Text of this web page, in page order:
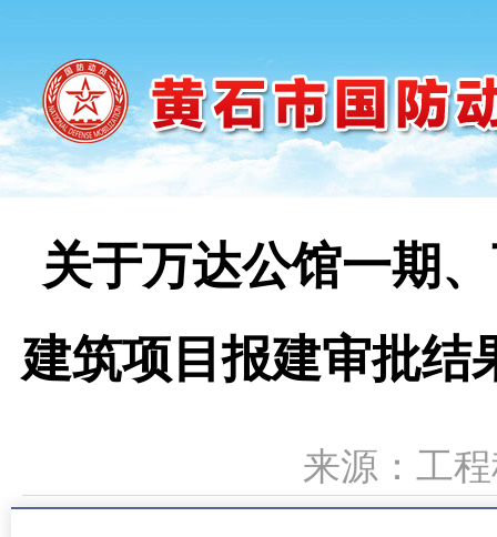
关于万达公馆一期
建筑项目报建审批结
来源：工